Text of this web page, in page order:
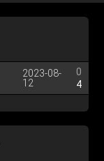
2023-08-
12
0
4